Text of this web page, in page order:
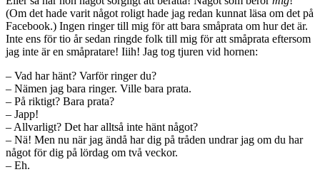
(Om det hade varit något roligt hade jag redan kunnat läsa om det på
Facebook.) Ingen ringer till mig för att bara småprata om hur det är.
Inte ens för tio år sedan ringde folk till mig för att småprata eftersom
jag inte är en småpratare! Iiih! Jag tog tjuren vid hornen:
– Vad har hänt? Varför ringer du?
– Nämen jag bara ringer. Ville bara prata.
– På riktigt? Bara prata?
– Japp!
– Allvarligt? Det har alltså inte hänt något?
– Nä! Men nu när jag ändå har dig på tråden undrar jag om du har
något för dig på lördag om två veckor.
– Eh.